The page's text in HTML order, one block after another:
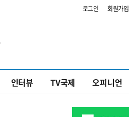
로그인 회원가입
인터뷰 TV국제 오피니언